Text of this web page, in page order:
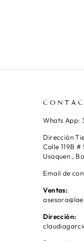
Whats App:
Dirección
Calle 119B #
Usaquen ,
Email de
Ventas:
Dirección: